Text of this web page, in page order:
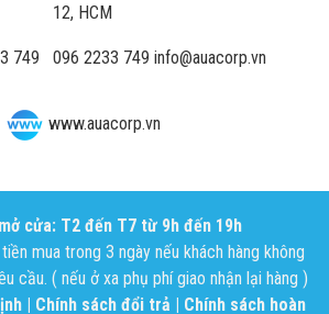
12, HCM
749 096 2233 749 info@auacorp.vn
www.auacorp.vn
cửa: T2 đến T7 từ 9h đến 19h
mua trong 3 ngày nếu khách hàng không
cầu. ( nếu ở xa phụ phí giao nhận lại hàng )
| Chính sách đổi trả | Chính sách hoàn